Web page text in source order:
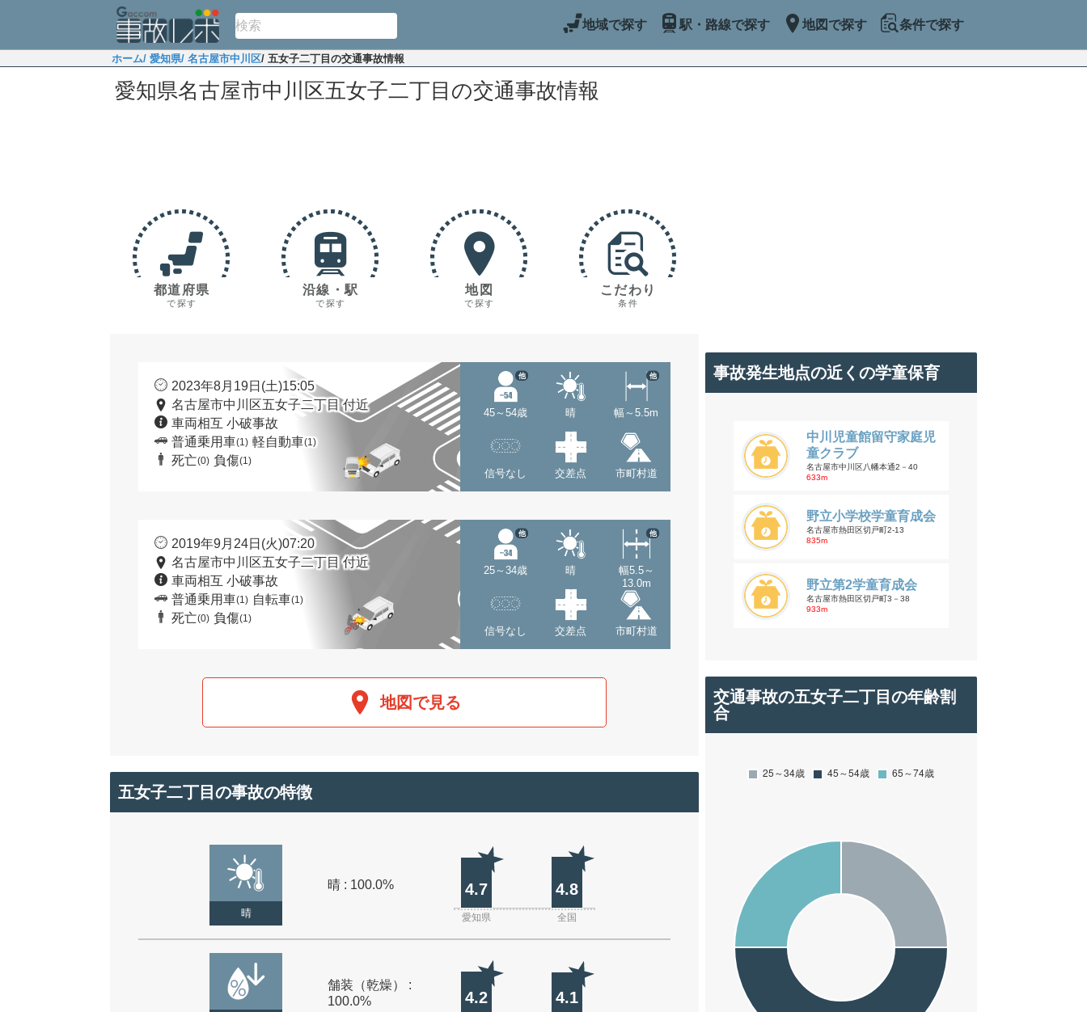
地域で探す 駅・路線で探す 地図で探す 条件で探す
ホーム/ 愛知県/ 名古屋市中川区/ 五女子二丁目の交通事故情報
愛知県名古屋市中川区五女子二丁目の交通事故情報
都道府県
で探す
沿線・駅
で探す
地図
で探す
こだわり
条件
2023年8月19日(土)15:05
名古屋市中川区五女子二丁目 付近
車両相互 小破事故
普通乗用車(1) 軽自動車(1)
死亡(0) 負傷(1)
45～54歳
他
晴 幅～5.5m
他
信号なし 交差点 市町村道
2019年9月24日(火)07:20
名古屋市中川区五女子二丁目 付近
車両相互 小破事故
普通乗用車(1) 自転車(1)
死亡(0) 負傷(1)
25～34歳
他
晴
幅5.5～
13.0m
他
信号なし 交差点 市町村道
地図で見る
五女子二丁目の事故の特徴
晴
晴 : 100.0% 4.7 4.8
愛知県 全国
舗装（乾燥） :
100.0%
4.2 4.1
事故発生地点の近くの学童保育
中川児童館留守家庭児
童クラブ
名古屋市中川区八幡本通2－40
633m
野立小学校学童育成会
名古屋市熱田区切戸町2-13
835m
野立第2学童育成会
名古屋市熱田区切戸町3－38
933m
交通事故の五女子二丁目の年齢割
合